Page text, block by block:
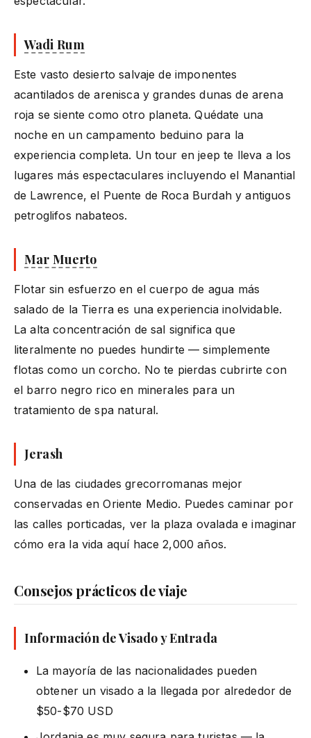
Wadi Rum
Este vasto desierto salvaje de imponentes
acantilados de arenisca y grandes dunas de arena
roja se siente como otro planeta. Quédate una
noche en un campamento beduino para la
experiencia completa. Un tour en jeep te lleva a los
lugares más espectaculares incluyendo el Manantial
de Lawrence, el Puente de Roca Burdah y antiguos
petroglifos nabateos.
Mar Muerto
Flotar sin esfuerzo en el cuerpo de agua más
salado de la Tierra es una experiencia inolvidable.
La alta concentración de sal significa que
literalmente no puedes hundirte — simplemente
flotas como un corcho. No te pierdas cubrirte con
el barro negro rico en minerales para un
tratamiento de spa natural.
Jerash
Una de las ciudades grecorromanas mejor
conservadas en Oriente Medio. Puedes caminar por
las calles porticadas, ver la plaza ovalada e imaginar
cómo era la vida aquí hace 2,000 años.
Consejos prácticos de viaje
Información de Visado y Entrada
La mayoría de las nacionalidades pueden
obtener un visado a la llegada por alrededor de
$50-$70 USD